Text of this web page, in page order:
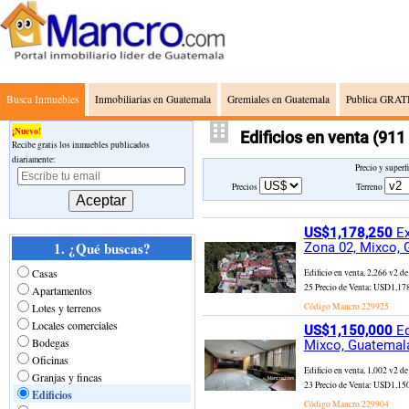
Busca Inmuebles Inmobiliarias en Guatemala Gremiales en Guatemala Publica
Edificios en venta
Precio y
Precios
Terreno
US$1,178,250
Zona 02, Mixco,
Edificio en venta, 2,266 v2
25 Precio de Venta:
Código Mancro229925
US$1,150,000
Mixco,
Edificio en venta, 1,002 v2
23 Precio de Venta:
Código Mancro229904
¡Nuevo!
Recibe gratis los inmuebles publicados
diariamente:
1. ¿Qué buscas?
Casas
Apartamentos
Lotes y terrenos
Locales comerciales
Bodegas
Oficinas
Granjas y fincas
Edificios